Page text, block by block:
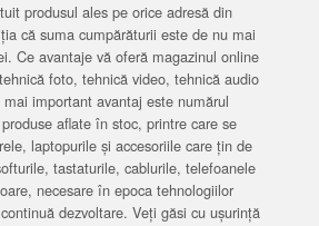
produsul ales pe orice adresă din
că suma cumpărăturii este de nu mai
Ce avantaje vă oferă magazinul online
foto, tehnică video, tehnică audio
important avantaj este numărul
aflate în stoc, printre care se
laptopurile și accesoriile care țin de
tastaturile, cablurile, telefoanele
necesare în epoca tehnologiilor
dezvoltare. Veți găsi cu ușurință